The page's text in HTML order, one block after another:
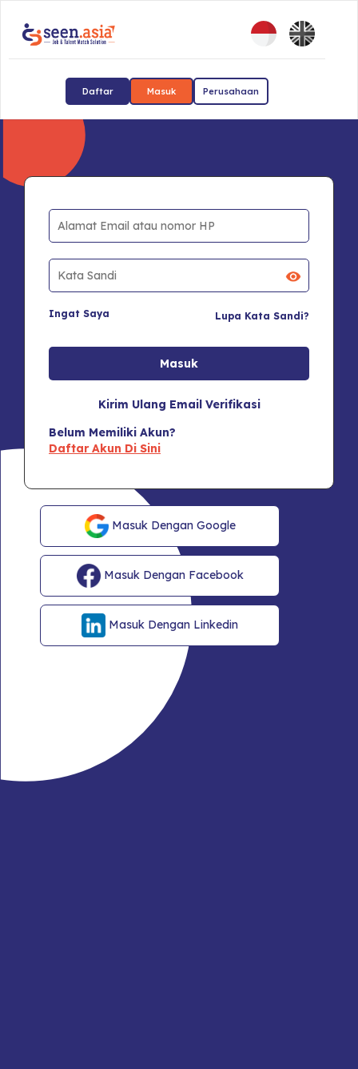
Daftar Masuk Perusahaan
Ingat Saya Lupa Kata Sandi?
Kirim Ulang Email Verifikasi
Belum Memiliki Akun?
Daftar Akun Di Sini
Masuk Dengan Google
Masuk Dengan Facebook
Masuk Dengan Linkedin